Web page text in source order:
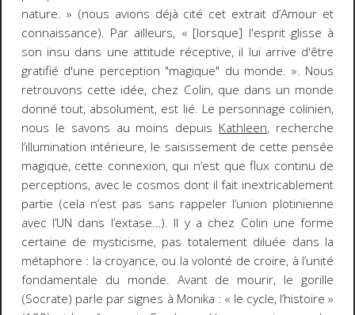
nature. » (nous avions déjà cité cet extrait d’Amour et
connaissance). Par ailleurs, « [lorsque] l'esprit glisse à
son insu dans une attitude réceptive, il lui arrive d'être
gratifié d'une perception "magique" du monde. ». Nous
retrouvons cette idée, chez Colin, que dans un monde
donné tout, absolument, est lié. Le personnage colinien,
nous le savons au moins depuis Kathleen, recherche
l’illumination intérieure, le saisissement de cette pensée
magique, cette connexion, qui n’est que flux continu de
perceptions, avec le cosmos dont il fait inextricablement
partie (cela n’est pas sans rappeler l’union plotinienne
avec l’UN dans l’extase…). Il y a chez Colin une forme
certaine de mysticisme, pas totalement diluée dans la
métaphore : la croyance, ou la volonté de croire, à l’unité
fondamentale du monde. Avant de mourir, le gorille
(Socrate) parle par signes à Monika : « le cycle, l’histoire »